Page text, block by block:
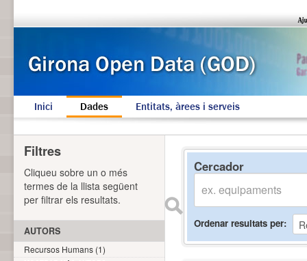
Inici Dades Entitats, àrees i serveis
Cercador
Ordenar resultats per
Filtres
Cliqueu sobre un o més
termes de la llista següent
per filtrar els resultats.
AUTORS
Recursos Humans (1)